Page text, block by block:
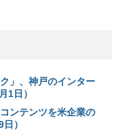
」、神戸のインター
1日）
ンテンツを米企業の
）